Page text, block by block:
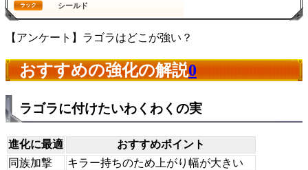
ラック シールド
【アンケート】ラゴラはどこが強い？
おすすめの強化の解説0
ラゴラに付けたいわくわくの実
進化に最適
おすすめポイント
同族加撃
キラー持ちのため上がり幅が大きい